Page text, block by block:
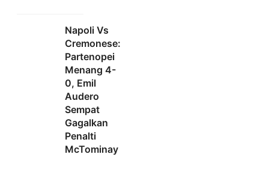
Napoli Vs
Cremonese:
Partenopei
Menang 4-
0, Emil
Audero
Sempat
Gagalkan
Penalti
McTominay